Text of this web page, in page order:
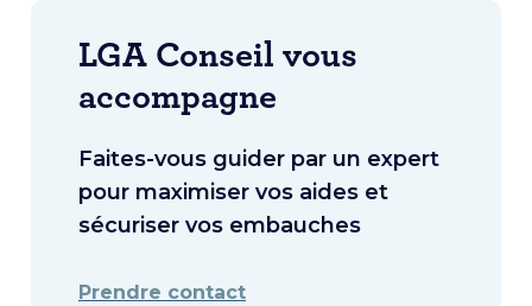
LGA Conseil vous
accompagne
Faites-vous guider par un expert
pour maximiser vos aides et
sécuriser vos embauches
Prendre contact